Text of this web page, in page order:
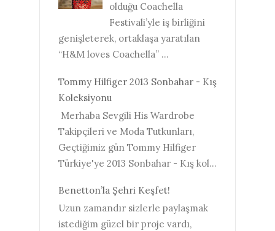
olduğu Coachella
Festivali’yle iş birliğini
genişleterek, ortaklaşa yaratılan
“H&M loves Coachella” ...
Tommy Hilfiger 2013 Sonbahar - Kış
Koleksiyonu
Merhaba Sevgili His Wardrobe
Takipçileri ve Moda Tutkunları,
Geçtiğimiz gün Tommy Hilfiger
Türkiye'ye 2013 Sonbahar - Kış kol...
Benetton’la Şehri Keşfet!
Uzun zamandır sizlerle paylaşmak
istediğim güzel bir proje vardı,